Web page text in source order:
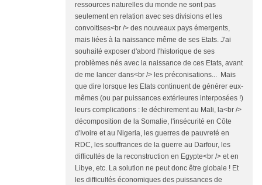
ressources naturelles du monde ne sont pas
seulement en relation avec ses divisions et les
convoitises<br /> des nouveaux pays émergents,
mais liées à la naissance même de ses Etats. J'ai
souhaité exposer d'abord l'historique de ses
problèmes nés avec la naissance de ces Etats, avant
de me lancer dans<br /> les préconisations... Mais
que dire lorsque les Etats continuent de générer eux-
mêmes (ou par puissances extérieures interposées !)
leurs complications : le déchirement au Mali, la<br />
décomposition de la Somalie, l'insécurité en Côte
d'Ivoire et au Nigeria, les guerres de pauvreté en
RDC, les souffrances de la guerre au Darfour, les
difficultés de la reconstruction en Egypte<br /> et en
Libye, etc. La solution ne peut donc être globale ! Et
les difficultés économiques des puissances de